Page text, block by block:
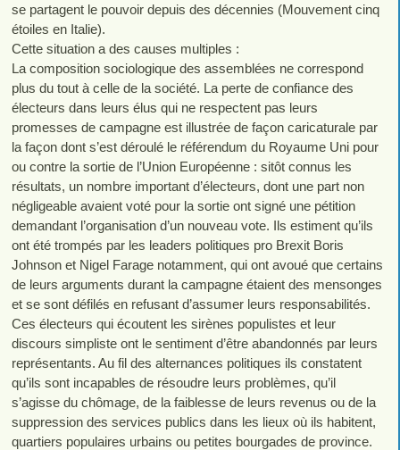
se partagent le pouvoir depuis des décennies (Mouvement cinq
étoiles en Italie).
Cette situation a des causes multiples :
La composition sociologique des assemblées ne correspond
plus du tout à celle de la société. La perte de confiance des
électeurs dans leurs élus qui ne respectent pas leurs
promesses de campagne est illustrée de façon caricaturale par
la façon dont s’est déroulé le référendum du Royaume Uni pour
ou contre la sortie de l’Union Européenne : sitôt connus les
résultats, un nombre important d’électeurs, dont une part non
négligeable avaient voté pour la sortie ont signé une pétition
demandant l’organisation d’un nouveau vote. Ils estiment qu’ils
ont été trompés par les leaders politiques pro Brexit Boris
Johnson et Nigel Farage notamment, qui ont avoué que certains
de leurs arguments durant la campagne étaient des mensonges
et se sont défilés en refusant d’assumer leurs responsabilités.
Ces électeurs qui écoutent les sirènes populistes et leur
discours simpliste ont le sentiment d’être abandonnés par leurs
représentants. Au fil des alternances politiques ils constatent
qu’ils sont incapables de résoudre leurs problèmes, qu’il
s’agisse du chômage, de la faiblesse de leurs revenus ou de la
suppression des services publics dans les lieux où ils habitent,
quartiers populaires urbains ou petites bourgades de province.